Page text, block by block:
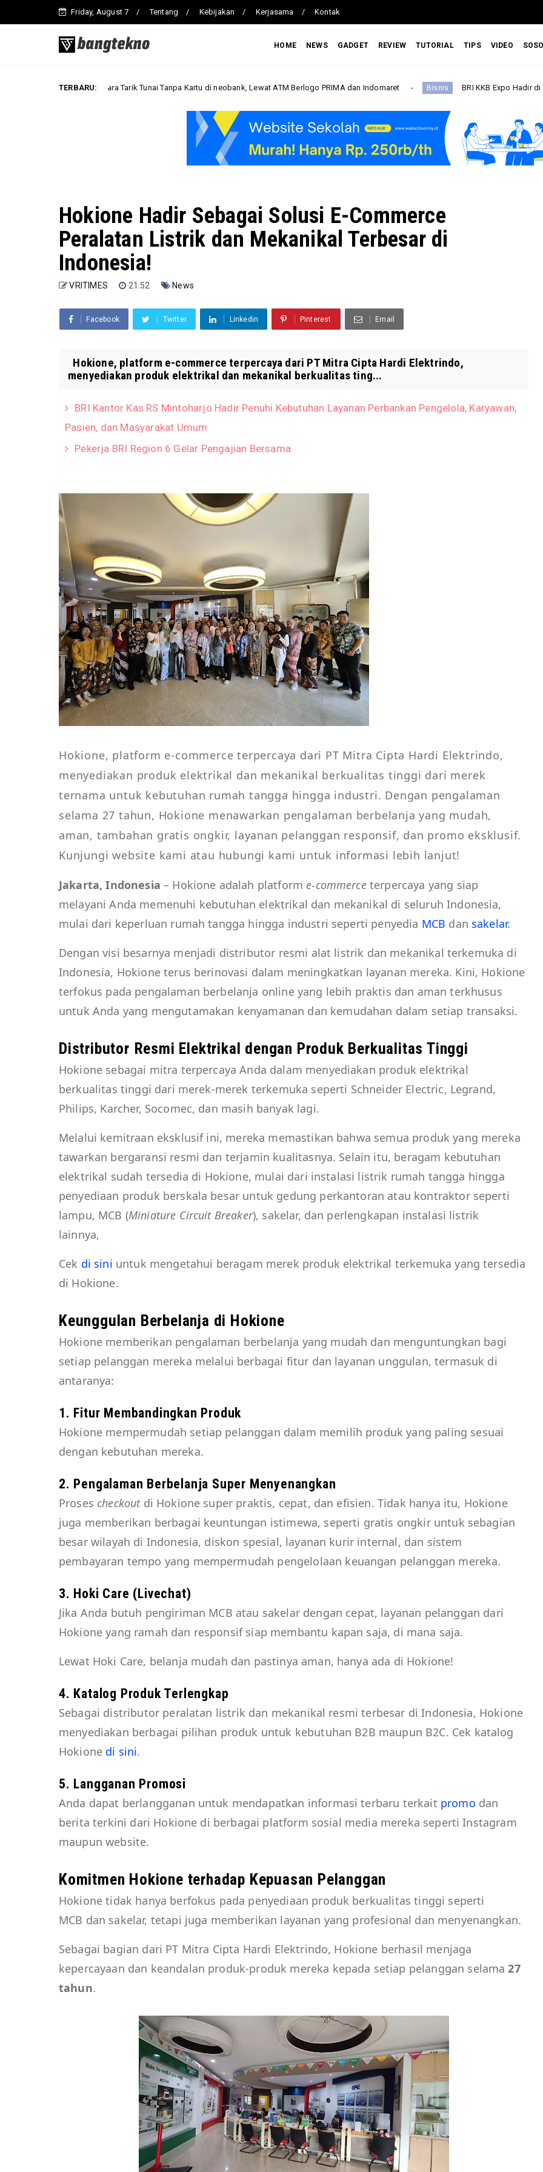
Friday, August 7 Tentang Kebijakan Kerjasama Kontak
HOME NEWS GADGET REVIEW TUTORIAL TIPS VIDEO
TERBARU:
Cara Tarik Tunai Tanpa Kartu di neobank, Lewat ATM Berlogo PRIMA dan Indomaret Bisnis BRI KKB Expo Hadir di Sumatera Utara,
Hokione Hadir Sebagai Solusi E-Commerce
Peralatan Listrik dan Mekanikal Terbesar di
Indonesia!
VRITIMES 21:52 News
Facebook Twitter Linkedin Pinterest Email
Hokione, platform e-commerce terpercaya dari PT Mitra Cipta Hardi Elektrindo,
menyediakan produk elektrikal dan mekanikal berkualitas ting...
BRI Kantor Kas RS Mintoharjo Hadir Penuhi Kebutuhan Layanan Perbankan Pengelola, Karyawan,
Pasien, dan Masyarakat Umum
Pekerja BRI Region 6 Gelar Pengajian Bersama
Hokione, platform e-commerce terpercaya dari PT Mitra Cipta Hardi Elektrindo,
menyediakan produk elektrikal dan mekanikal berkualitas tinggi dari merek
ternama untuk kebutuhan rumah tangga hingga industri. Dengan pengalaman
selama 27 tahun, Hokione menawarkan pengalaman berbelanja yang mudah,
aman, tambahan gratis ongkir, layanan pelanggan responsif, dan promo eksklusif.
Kunjungi website kami atau hubungi kami untuk informasi lebih lanjut!
Jakarta, Indonesia – Hokione adalah platform e-commerce terpercaya yang siap
melayani Anda memenuhi kebutuhan elektrikal dan mekanikal di seluruh Indonesia,
mulai dari keperluan rumah tangga hingga industri seperti penyedia MCB dan sakelar.
Dengan visi besarnya menjadi distributor resmi alat listrik dan mekanikal terkemuka di
Indonesia, Hokione terus berinovasi dalam meningkatkan layanan mereka. Kini, Hokione
terfokus pada pengalaman berbelanja online yang lebih praktis dan aman terkhusus
untuk Anda yang mengutamakan kenyamanan dan kemudahan dalam setiap transaksi.
Distributor Resmi Elektrikal dengan Produk Berkualitas Tinggi
Hokione sebagai mitra terpercaya Anda dalam menyediakan produk elektrikal
berkualitas tinggi dari merek-merek terkemuka seperti Schneider Electric, Legrand,
Philips, Karcher, Socomec, dan masih banyak lagi.
Melalui kemitraan eksklusif ini, mereka memastikan bahwa semua produk yang mereka
tawarkan bergaransi resmi dan terjamin kualitasnya. Selain itu, beragam kebutuhan
elektrikal sudah tersedia di Hokione, mulai dari instalasi listrik rumah tangga hingga
penyediaan produk berskala besar untuk gedung perkantoran atau kontraktor seperti
lampu, MCB (Miniature Circuit Breaker), sakelar, dan perlengkapan instalasi listrik
lainnya,
Cek di sini untuk mengetahui beragam merek produk elektrikal terkemuka yang tersedia
di Hokione.
Keunggulan Berbelanja di Hokione
Hokione memberikan pengalaman berbelanja yang mudah dan menguntungkan bagi
setiap pelanggan mereka melalui berbagai fitur dan layanan unggulan, termasuk di
antaranya:
1. Fitur Membandingkan Produk
Hokione mempermudah setiap pelanggan dalam memilih produk yang paling sesuai
dengan kebutuhan mereka.
2. Pengalaman Berbelanja Super Menyenangkan
Proses checkout di Hokione super praktis, cepat, dan efisien. Tidak hanya itu, Hokione
juga memberikan berbagai keuntungan istimewa, seperti gratis ongkir untuk sebagian
besar wilayah di Indonesia, diskon spesial, layanan kurir internal, dan sistem
pembayaran tempo yang mempermudah pengelolaan keuangan pelanggan mereka.
3. Hoki Care (Livechat)
Jika Anda butuh pengiriman MCB atau sakelar dengan cepat, layanan pelanggan dari
Hokione yang ramah dan responsif siap membantu kapan saja, di mana saja.
Lewat Hoki Care, belanja mudah dan pastinya aman, hanya ada di Hokione!
4. Katalog Produk Terlengkap
Sebagai distributor peralatan listrik dan mekanikal resmi terbesar di Indonesia, Hokione
menyediakan berbagai pilihan produk untuk kebutuhan B2B maupun B2C. Cek katalog
Hokione di sini.
5. Langganan Promosi
Anda dapat berlangganan untuk mendapatkan informasi terbaru terkait promo dan
berita terkini dari Hokione di berbagai platform sosial media mereka seperti Instagram
maupun website.
Komitmen Hokione terhadap Kepuasan Pelanggan
Hokione tidak hanya berfokus pada penyediaan produk berkualitas tinggi seperti
MCB dan sakelar, tetapi juga memberikan layanan yang profesional dan menyenangkan.
Sebagai bagian dari PT Mitra Cipta Hardi Elektrindo, Hokione berhasil menjaga
kepercayaan dan keandalan produk-produk mereka kepada setiap pelanggan selama27
tahun.